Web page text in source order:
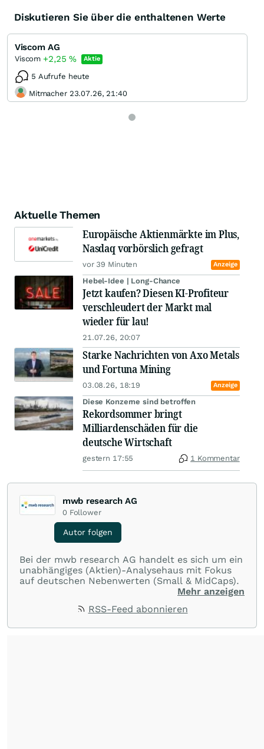
Diskutieren Sie über die enthaltenen Werte
Viscom AG
Viscom +2,25% Aktie
5 Aufrufe heute
Mitmacher 23.07.26, 21:40
Aktuelle Themen
Europäische Aktienmärkte im Plus,
Nasdaq vorbörslich gefragt
vor 39 Minuten Anzeige
Hebel-Idee | Long-Chance
Jetzt kaufen? Diesen KI-Profiteur
verschleudert der Markt mal
wieder für lau!
21.07.26, 20:07
Starke Nachrichten von Axo Metals
und Fortuna Mining
03.08.26, 18:19 Anzeige
Diese Konzerne sind betroffen
Rekordsommer bringt
Milliardenschäden für die
deutsche Wirtschaft
gestern 17:55 1 Kommentar
mwb research AG
0 Follower
Autor folgen
Bei der mwb research AG handelt es sich um ein
unabhängiges (Aktien)-Analysehaus mit Fokus
auf deutschen Nebenwerten (Small & MidCaps).
Mehr anzeigen
RSS-Feed abonnieren